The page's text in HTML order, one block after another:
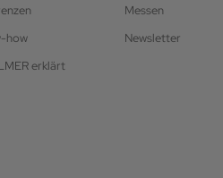
how
erklärt
Messen
Newsletter